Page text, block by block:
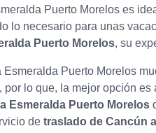
Puerto Morelos es
lo necesario para unas
Puerto Morelos, su
Puerto Morelos
lo que, la mejor opción es
Esmeralda Puerto Morelos
de traslado de Cancún